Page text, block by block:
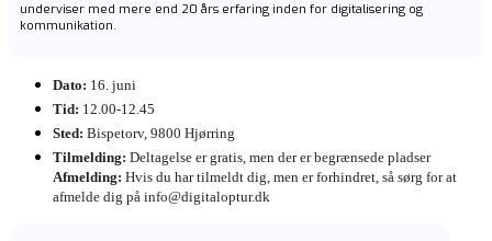
underviser med mere end 20 års erfaring inden for digitalisering og
kommunikation.
Dato: 16. juni
Tid: 12.00-12.45
Sted: Bispetorv, 9800 Hjørring
Tilmelding: Deltagelse er gratis, men der er begrænsede pladser
Afmelding: Hvis du har tilmeldt dig, men er forhindret, så sørg for at
afmelde dig på info@digitaloptur.dk